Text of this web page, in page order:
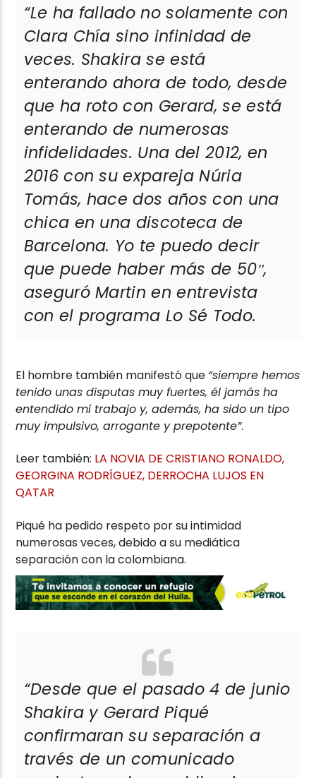
“Le ha fallado no solamente con
Clara Chía sino infinidad de
veces. Shakira se está
enterando ahora de todo, desde
que ha roto con Gerard, se está
enterando de numerosas
infidelidades. Una del 2012, en
2016 con su expareja Núria
Tomás, hace dos años con una
chica en una discoteca de
Barcelona. Yo te puedo decir
que puede haber más de 50″,
aseguró Martin en entrevista
con el programa Lo Sé Todo.
El hombre también manifestó que “siempre hemos
tenido unas disputas muy fuertes, él jamás ha
entendido mi trabajo y, además, ha sido un tipo
muy impulsivo, arrogante y prepotente”.
Leer también: LA NOVIA DE CRISTIANO RONALDO,
GEORGINA RODRÍGUEZ, DERROCHA LUJOS EN
QATAR
Piqué ha pedido respeto por su intimidad
numerosas veces, debido a su mediática
separación con la colombiana.
“Desde que el pasado 4 de junio
Shakira y Gerard Piqué
confirmaran su separación a
través de un comunicado